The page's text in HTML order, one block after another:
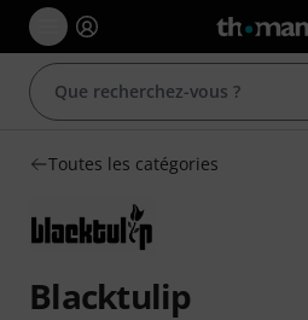
Toutes les catégories
Blacktulip